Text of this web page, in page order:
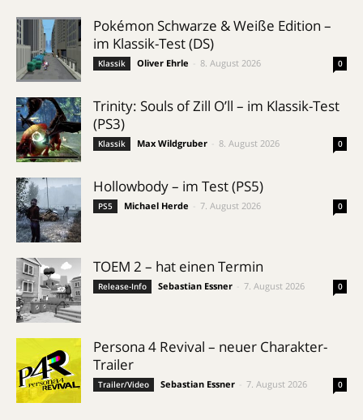
Pokémon Schwarze & Weiße Edition –
im Klassik-Test (DS)
Klassik Oliver Ehrle 8. August 2026 0
Trinity: Souls of Zill O’ll – im Klassik-Test
(PS3)
Klassik Max Wildgruber 8. August 2026 0
Hollowbody – im Test (PS5)
PS5 Michael Herde 7. August 2026 0
TOEM 2 – hat einen Termin
Release-Info Sebastian Essner 7. August 2026 0
Persona 4 Revival – neuer Charakter-
Trailer
Trailer/Video Sebastian Essner 7. August 2026 0